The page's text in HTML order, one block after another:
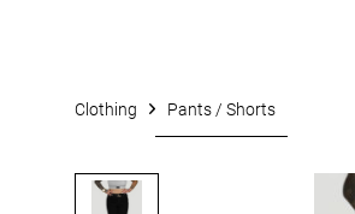
Clothing Pants / Shorts